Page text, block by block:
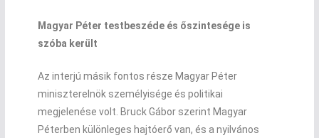
Magyar Péter testbeszéde és őszintesége is
szóba került
Az interjú másik fontos része Magyar Péter
miniszterelnök személyisége és politikai
megjelenése volt. Bruck Gábor szerint Magyar
Péterben különleges hajtóerő van, és a nyilvános